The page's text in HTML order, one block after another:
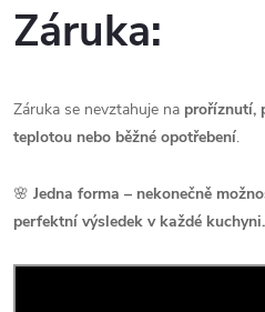
Záruka:
Záruka se nevztahuje na proříznutí,
teplotou nebo běžné opotřebení.
🌸 Jedna forma – nekonečně
perfektní výsledek v každé kuchyni.